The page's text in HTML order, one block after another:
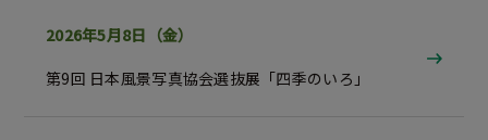
2026年5月8日（金）
第9回 日本風景写真協会選抜展「四季のいろ」